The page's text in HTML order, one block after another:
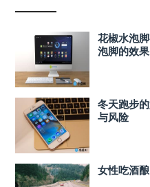
花椒水泡
泡脚的效果
冬天跑步
与风险
女性吃酒